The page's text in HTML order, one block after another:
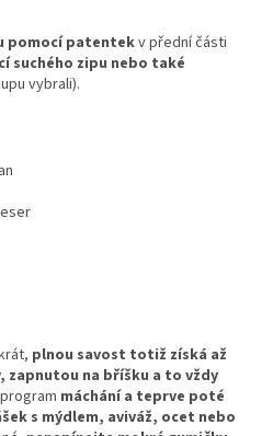
pomocí patentekv přední části
suchého zipu nebo také
vybrali).
plnou savost totiž získá až
na bříšku a to vždy
máchání a teprve poté
s mýdlem, aviváž, ocet nebo